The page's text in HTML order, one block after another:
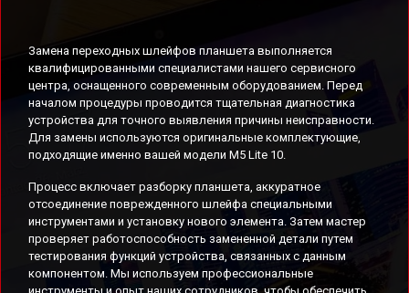
Замена переходных шлейфов планшета выполняется
квалифицированными специалистами нашего сервисного
центра, оснащенного современным оборудованием. Перед
началом процедуры проводится тщательная диагностика
устройства для точного выявления причины неисправности.
Для замены используются оригинальные комплектующие,
подходящие именно вашей модели M5 Lite 10.
Процесс включает разборку планшета, аккуратное
отсоединение поврежденного шлейфа специальными
инструментами и установку нового элемента. Затем мастер
проверяет работоспособность замененной детали путем
тестирования функций устройства, связанных с данным
компонентом. Мы используем профессиональные